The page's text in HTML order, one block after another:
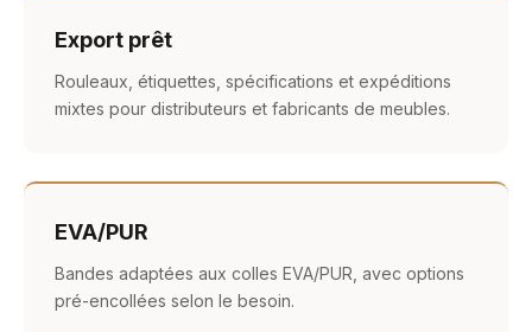
Export prêt
Rouleaux, étiquettes, spécifications et expéditions
mixtes pour distributeurs et fabricants de meubles.
EVA/PUR
Bandes adaptées aux colles EVA/PUR, avec options
pré-encollées selon le besoin.